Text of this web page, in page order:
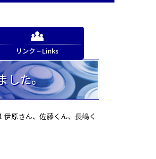
リンク – Links
した。
原さん、佐藤くん、長嶋く